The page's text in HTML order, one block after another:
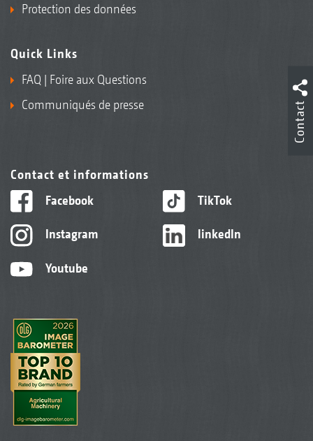
Protection des données
Quick Links
FAQ | Foire aux Questions
Communiqués de presse
Contact et informations
Facebook
Instagram
Youtube
TikTok
linkedIn
Contact